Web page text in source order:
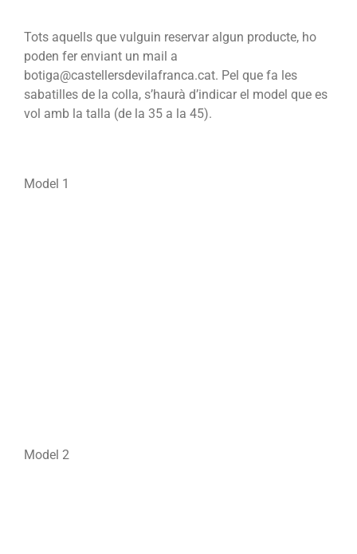
Tots aquells que vulguin reservar algun producte, ho
poden fer enviant un mail a
botiga@castellersdevilafranca.cat. Pel que fa les
sabatilles de la colla, s’haurà d’indicar el model que es
vol amb la talla (de la 35 a la 45).
Model 1
Model 2